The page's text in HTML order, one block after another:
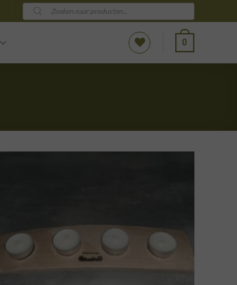
Producten
zoeken
0